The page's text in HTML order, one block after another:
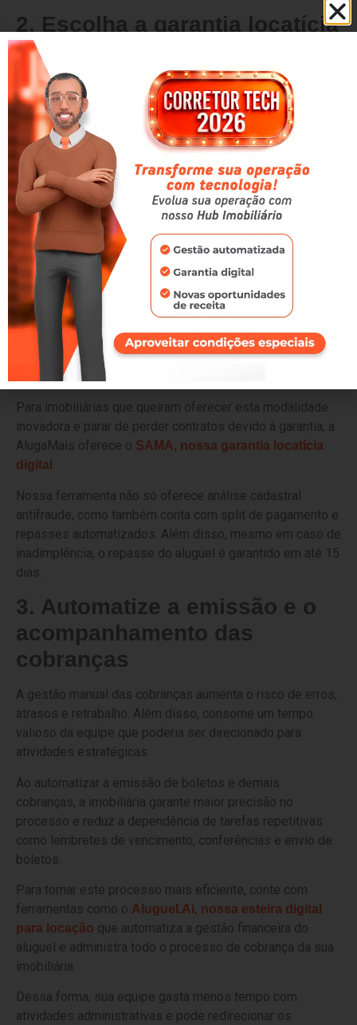
2. Escolha a garantia locatícia
mais adequada
Mesmo com uma análise criteriosa, toda locação envolve
algum nível de risco. Por isso, a escolha da garantia
locatícia é uma etapa fundamental para reduzir os
impactos da inadimplência.
A garantia funciona como uma camada adicional de
proteção para a operação, oferecendo mais segurança
financeira ao proprietário e maior previsibilidade para a
imobiliária em casos de atraso no pagamento ou outras
situações previstas em contrato.
A modalidade mais adequada dependerá do perfil do
inquilino, das exigências do proprietário e das políticas
adotadas pela imobiliária. As mais comuns são a caução,
o fiador e o seguro-fiança. Mais recentemente, agarantia
locatícia digital
vem ganhando espaço devido à sua
acessibilidade, agilidade e facilidade de uso.
Para imobiliárias que queiram oferecer esta modalidade
inovadora e parar de perder contratos devido à garantia, a
AlugaMais oferece o SAMA, nossa garantia locatícia
digital .
Nossa ferramenta não só oferece análise cadastral
antifraude, como também conta com split de pagamento e
repasses automatizados. Além disso, mesmo em caso de
inadimplência, o repasse do aluguel é garantido em até 15
dias.
3. Automatize a emissão e o
acompanhamento das
cobranças
A gestão manual das cobranças aumenta o risco de erros,
atrasos e retrabalho. Além disso, consome um tempo
valioso da equipe que poderia ser direcionado para
atividades estratégicas.
Ao automatizar a emissão de boletos e demais
cobranças, a imobiliária garante maior precisão no
processo e reduz a dependência de tarefas repetitivas
como lembretes de vencimento, conferências e envio de
boletos.
Para tornar este processo mais eficiente, conte com
ferramentas como o Aluguel.Ai, nossa esteira digital
para locação que automatiza a gestão financeira do
aluguel e administra todo o processo de cobrança da sua
imobiliária.
Dessa forma, sua equipe gasta menos tempo com
atividades administrativas e pode redirecionar os